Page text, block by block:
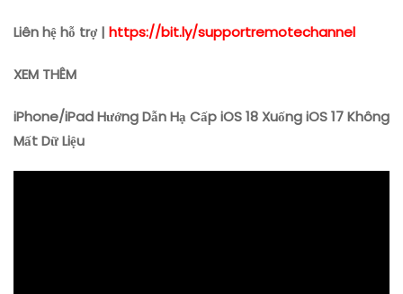
Liên hệ hỗ trợ | https://bit.ly/supportremotechannel
XEM THÊM
iPhone/iPad Hướng Dẫn Hạ Cấp iOS 18 Xuống iOS 17 Không
Mất Dữ Liệu